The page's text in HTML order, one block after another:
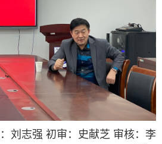
刘志强 初审：史献芝 审核：李